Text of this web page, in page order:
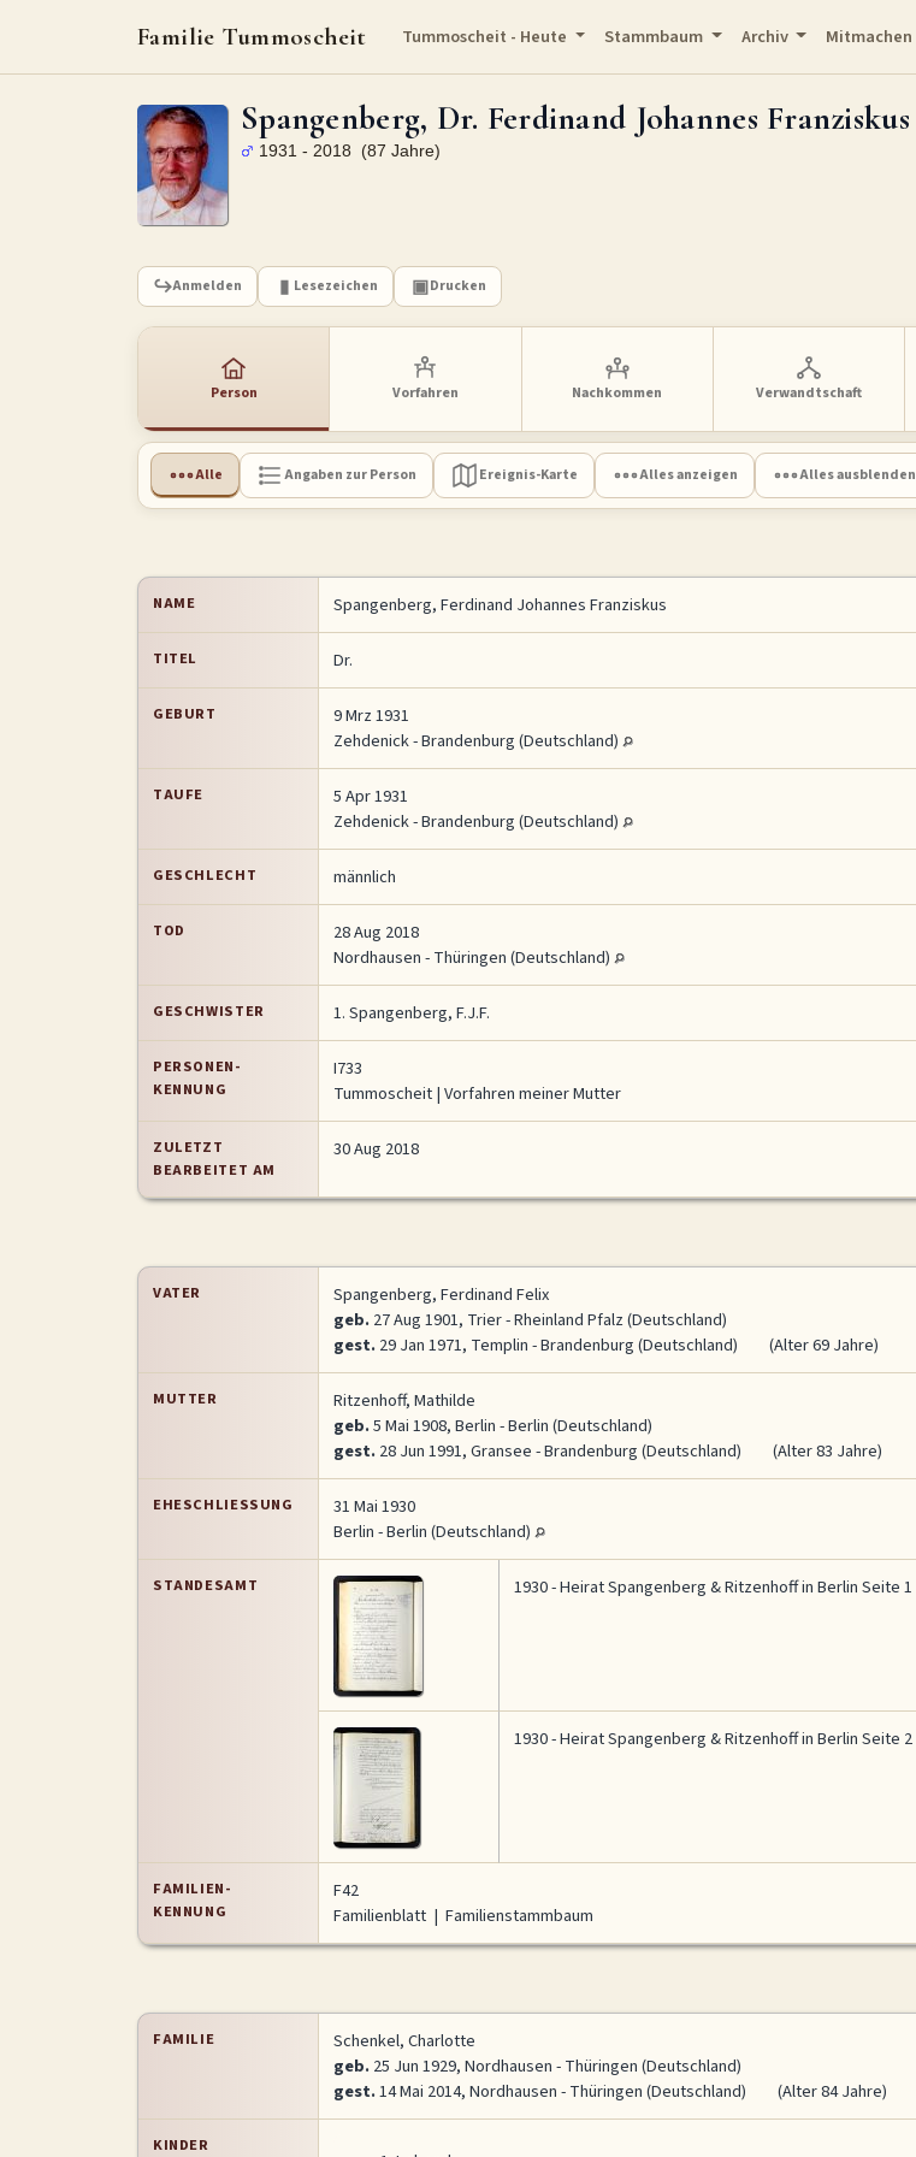
Familie Tummoscheit Tummoscheit - Heute Stammbaum Archiv Mitmachen
Spangenberg, Dr. Ferdinand Johannes Franziskus
1931 - 2018 (87 Jahre)
Anmelden Lesezeichen Drucken
Person Vorfahren Nachkommen Verwandtschaft
Alle Angaben zur Person Ereignis-Karte Alles anzeigen Alles ausblenden
NAME Spangenberg,Ferdinand Johannes Franziskus
TITEL Dr.
GEBURT
9 Mrz 1931
Zehdenick - Brandenburg (Deutschland)
TAUFE
5 Apr 1931
Zehdenick - Brandenburg (Deutschland)
GESCHLECHT männlich
TOD
28 Aug 2018
Nordhausen - Thüringen (Deutschland)
GESCHWISTER 1. Spangenberg, F.J.F.
PERSONEN-
KENNUNG
I733
Tummoscheit| Vorfahren meiner Mutter
ZULETZT
BEARBEITET AM
30 Aug 2018
VATER
Spangenberg, Ferdinand Felix
geb.27 Aug 1901, Trier - Rheinland Pfalz (Deutschland)
gest.29 Jan 1971, Templin - Brandenburg (Deutschland) (Alter 69 Jahre)
MUTTER
Ritzenhoff, Mathilde
geb.5 Mai 1908, Berlin - Berlin (Deutschland)
gest.28 Jun 1991, Gransee - Brandenburg (Deutschland) (Alter 83 Jahre)
EHESCHLIESSUNG
31 Mai 1930
Berlin - Berlin (Deutschland)
STANDESAMT 1930 - Heirat Spangenberg & Ritzenhoff in Berlin Seite 1
1930 - Heirat Spangenberg & Ritzenhoff in Berlin Seite 2
FAMILIEN-
KENNUNG
F42
Familienblatt | Familienstammbaum
FAMILIE
Schenkel, Charlotte
geb.25 Jun 1929, Nordhausen - Thüringen (Deutschland)
gest.14 Mai 2014, Nordhausen - Thüringen (Deutschland) (Alter 84 Jahre)
KINDER